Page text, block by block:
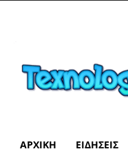
ΑΡΧΙΚΉ ΕΙΔΉΣΕΙΣ